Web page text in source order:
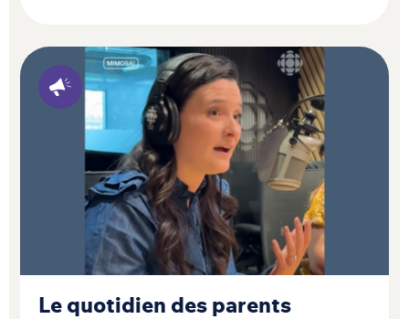
Le quotidien des parents